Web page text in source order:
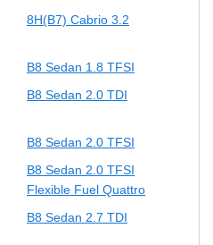
8H(B7) Cabrio 3.2
B8 Sedan 1.8 TFSI
B8 Sedan 2.0 TDI
B8 Sedan 2.0 TFSI
B8 Sedan 2.0 TFSI
Flexible Fuel Quattro
B8 Sedan 2.7 TDI